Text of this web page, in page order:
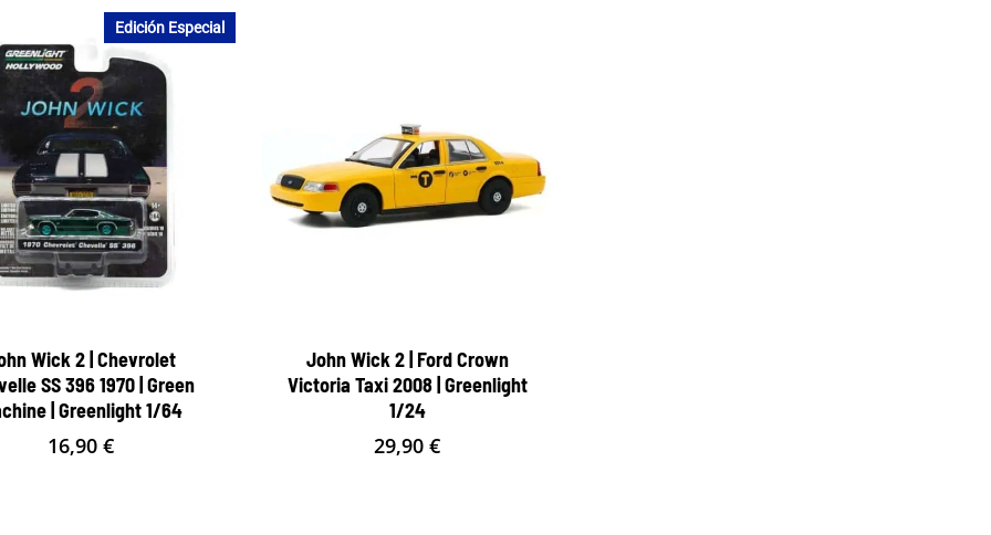
Edición Especial
Wick 2 | Chevrolet
SS 396 1970 | Green
| Greenlight 1/64
16,90€
John Wick 2 | Ford Crown
Victoria Taxi 2008 | Greenlight
1/24
29,90€